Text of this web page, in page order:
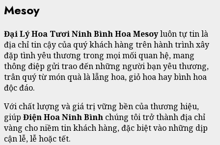
Mesoy
Đại Lý Hoa Tươi Ninh Bình Hoa Mesoyluôn tự tin là
địa chỉ tin cậy của quý khách hàng trên hành trình xây
đặp tình yêu thương trong mọi mối quan hệ, mang
thông điệp gửi trao đến những người bạn yêu thương,
trân quý từ món quà là lẵng hoa, giỏ hoa hay bình hoa
độc đáo.
Với chất lượng và giá trị vững bền của thương hiệu,
giúp Điện Hoa Ninh Bình chúng tôi trở thành địa chỉ
vàng cho niềm tin khách hàng, đặc biệt vào những dịp
cận lễ, lễ hoặc tết.